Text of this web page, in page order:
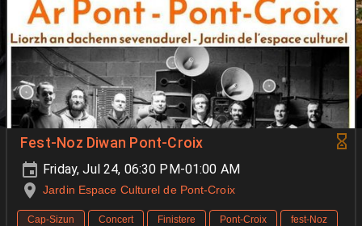
Fest-Noz Diwan Pont-Croix
Friday, Jul 24, 06:30 PM-01:00 AM
Jardin Espace Culturel de Pont-Croix
Cap-Sizun Concert Finistere Pont-Croix fest-Noz